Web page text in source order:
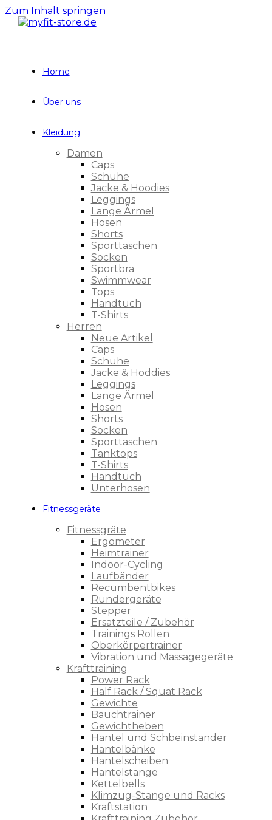
Zum Inhalt springen
Home
Über uns
Kleidung
Damen
Caps
Schuhe
Jacke & Hoodies
Leggings
Lange Ärmel
Hosen
Shorts
Sporttaschen
Socken
Sportbra
Swimmwear
Tops
Handtuch
T-Shirts
Herren
Neue Artikel
Caps
Schuhe
Jacke & Hoddies
Leggings
Lange Ärmel
Hosen
Shorts
Socken
Sporttaschen
Tanktops
T-Shirts
Handtuch
Unterhosen
Fitnessgeräte
Fitnessgräte
Ergometer
Heimtrainer
Indoor-Cycling
Laufbänder
Recumbentbikes
Rundergeräte
Stepper
Ersatzteile / Zubehör
Trainings Rollen
Oberkörpertrainer
Vibration und Massagegeräte
Krafttraining
Power Rack
Half Rack / Squat Rack
Gewichte
Bauchtrainer
Gewichtheben
Hantel und Schbeinständer
Hantelbänke
Hantelscheiben
Hantelstange
Kettelbells
Klimzug-Stange und Racks
Kraftstation